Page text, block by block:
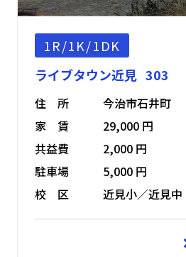
1R/1K/1DK
ライブタウン近見 303
住 所
今治市石井町
家 賃
29,000 円
共益費
2,000 円
駐車場
5,000 円
校 区
近見小／近見中